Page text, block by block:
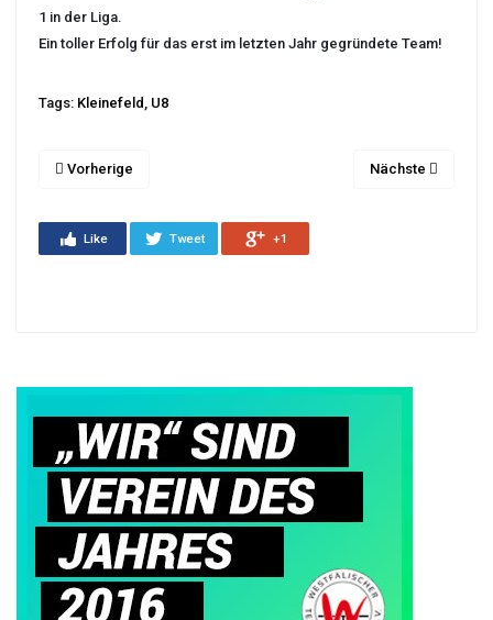
1 in der Liga.
Ein toller Erfolg für das erst im letzten Jahr gegründete Team!
Tags: Kleinefeld U8
Vorherige Nächste
Like Tweet +1